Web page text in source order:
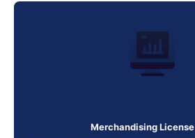
Merchandising License